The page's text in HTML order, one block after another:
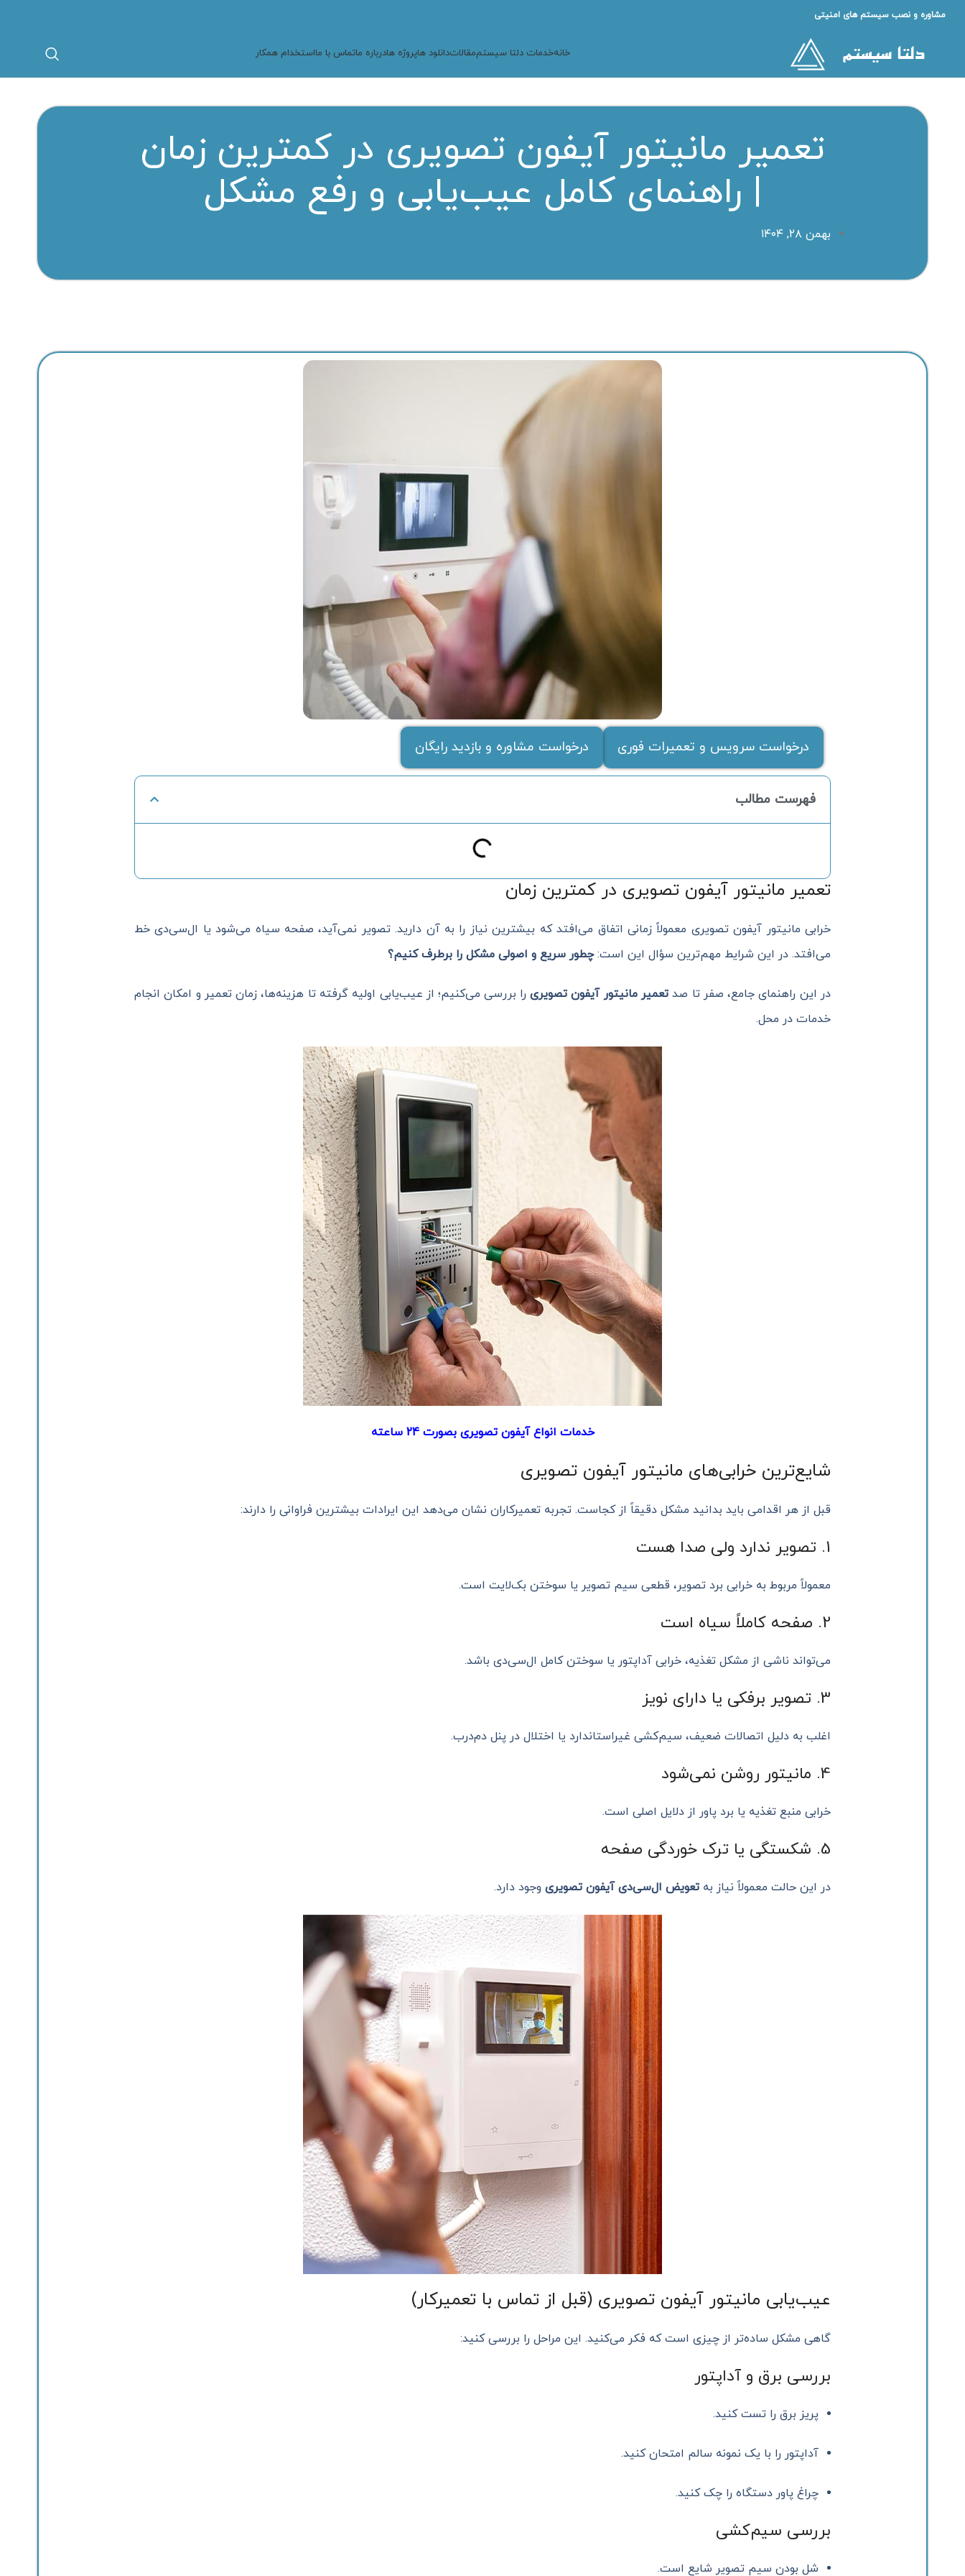
مشاوره و نصب سیستم های امنیتی
خانهخدمات دلتا سیستممقالاتدانلود هاپروژه هادرباره ماتماس با مااستخدام همکار
تعمیر مانیتور آیفون تصویری در کمترین زمان
| راهنمای کامل عیب‌یابی و رفع مشکل
بهمن ۲۸, ۱۴۰۴
درخواست سرویس و تعمیرات فوری درخواست مشاوره و بازدید رایگان
فهرست مطالب
تعمیر مانیتور آیفون تصویری در کمترین زمان
خرابی مانیتور آیفون تصویری معمولاً زمانی اتفاق می‌افتد که بیشترین نیاز را به آن دارید. تصویر نمی‌آید، صفحه سیاه می‌شود یا ال‌سی‌دی خط
می‌افتد. در این شرایط مهم‌ترین سؤال این است:چطور سریع و اصولی مشکل را برطرف کنیم؟
در این راهنمای جامع، صفر تا صدتعمیر مانیتور آیفون تصویریرا بررسی می‌کنیم؛ از عیب‌یابی اولیه گرفته تا هزینه‌ها، زمان تعمیر و امکان انجام
خدمات در محل.
خدمات انواع آیفون تصویری بصورت 24 ساعته
شایع‌ترین خرابی‌های مانیتور آیفون تصویری
قبل از هر اقدامی باید بدانید مشکل دقیقاً از کجاست. تجربه تعمیرکاران نشان می‌دهد این ایرادات بیشترین فراوانی را دارند:
1. تصویر ندارد ولی صدا هست
معمولاً مربوط به خرابی برد تصویر، قطعی سیم تصویر یا سوختن بک‌لایت است.
2. صفحه کاملاً سیاه است
می‌تواند ناشی از مشکل تغذیه، خرابی آداپتور یا سوختن کامل ال‌سی‌دی باشد.
3. تصویر برفکی یا دارای نویز
اغلب به دلیل اتصالات ضعیف، سیم‌کشی غیراستاندارد یا اختلال در پنل دم‌درب.
4. مانیتور روشن نمی‌شود
خرابی منبع تغذیه یا برد پاور از دلایل اصلی است.
5. شکستگی یا ترک خوردگی صفحه
در این حالت معمولاً نیاز به تعویض ال‌سی‌دی آیفون تصویری وجود دارد.
عیب‌یابی مانیتور آیفون تصویری (قبل از تماس با تعمیرکار)
گاهی مشکل ساده‌تر از چیزی است که فکر می‌کنید. این مراحل را بررسی کنید:
بررسی برق و آداپتور
پریز برق را تست کنید.
آداپتور را با یک نمونه سالم امتحان کنید.
چراغ پاور دستگاه را چک کنید.
بررسی سیم‌کشی
شل بودن سیم تصویر شایع است.